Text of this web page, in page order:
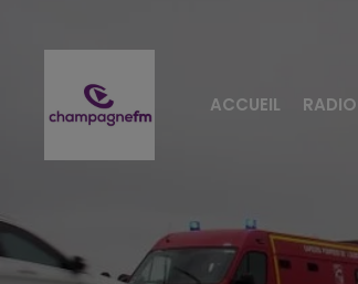
ACCUEIL RADIO